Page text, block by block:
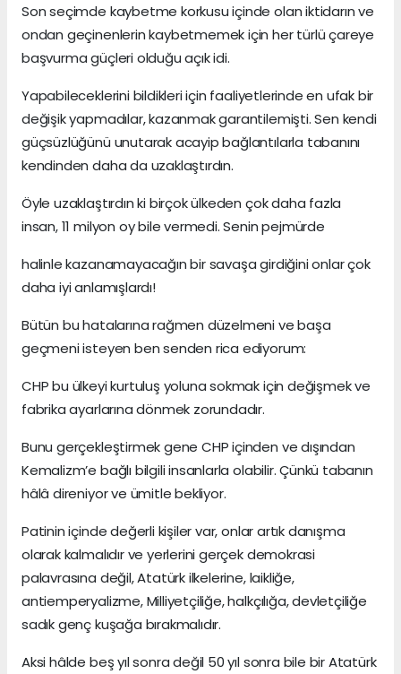
Son seçimde kaybetme korkusu içinde olan iktidarın ve
ondan geçinenlerin kaybetmemek için her türlü çareye
başvurma güçleri olduğu açık idi.
Yapabileceklerini bildikleri için faaliyetlerinde en ufak bir
değişik yapmadılar, kazanmak garantilemişti. Sen kendi
güçsüzlüğünü unutarak acayip bağlantılarla tabanını
kendinden daha da uzaklaştırdın.
Öyle uzaklaştırdın ki birçok ülkeden çok daha fazla
insan, 11 milyon oy bile vermedi. Senin pejmürde
halinle kazanamayacağın bir savaşa girdiğini onlar çok
daha iyi anlamışlardı!
Bütün bu hatalarına rağmen düzelmeni ve başa
geçmeni isteyen ben senden rica ediyorum:
CHP bu ülkeyi kurtuluş yoluna sokmak için değişmek ve
fabrika ayarlarına dönmek zorundadır.
Bunu gerçekleştirmek gene CHP içinden ve dışından
Kemalizm’e bağlı bilgili insanlarla olabilir. Çünkü tabanın
hâlâ direniyor ve ümitle bekliyor.
Patinin içinde değerli kişiler var, onlar artık danışma
olarak kalmalıdır ve yerlerini gerçek demokrasi
palavrasına değil, Atatürk ilkelerine, laikliğe,
antiemperyalizme, Milliyetçiliğe, halkçılığa, devletçiliğe
sadık genç kuşağa bırakmalıdır.
Aksi hâlde beş yıl sonra değil 50 yıl sonra bile bir Atatürk